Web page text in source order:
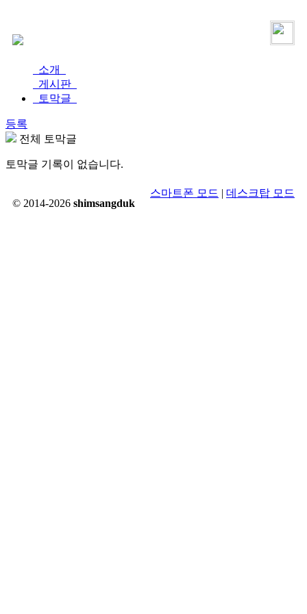
소개
게시판
토막글
등록
전체 토막글
토막글 기록이 없습니다.
© 2014-2026 shimsangduk
스마트폰 모드 | 데스크탑 모드